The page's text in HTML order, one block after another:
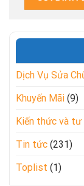
Dịch Vụ Sửa
Khuyến Mãi (9)
Kiến thức và tư
Tin tức (231)
Toplist (1)